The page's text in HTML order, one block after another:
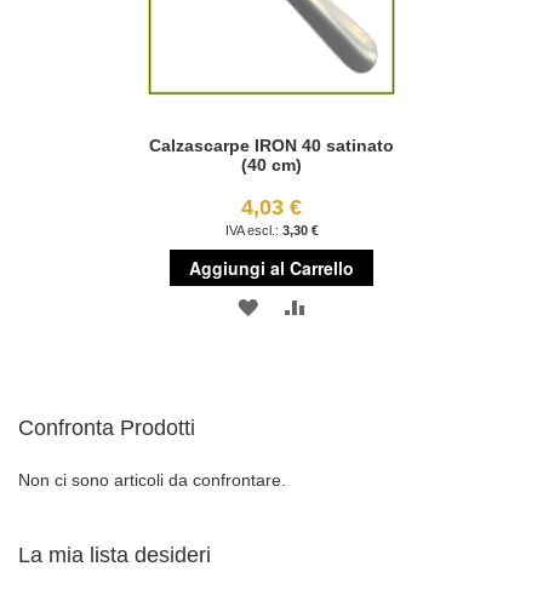
Calzascarpe IRON 40 satinato
(40 cm)
4,03 €
3,30 €
Aggiungi al Carrello
AGGIUNGI
Confronta Prodotti
Non ci sono articoli da confrontare.
La mia lista desideri